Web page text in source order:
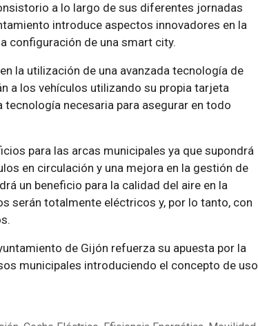
a lo largo de sus diferentes jornadas
introduce aspectos innovadores en la
configuración de una smart city.
la utilización de una avanzada tecnología de
a los vehículos utilizando su propia tarjeta
necesaria para asegurar en todo
para las arcas municipales ya que supondrá
en circulación y una mejora en la gestión de
un beneficio para la calidad del aire en la
serán totalmente eléctricos y, por lo tanto, con
de Gijón refuerza su apuesta por la
municipales introduciendo el concepto de uso